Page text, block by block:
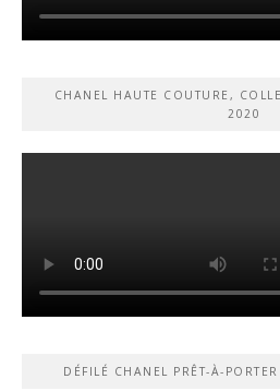
CHANEL HAUTE COUTURE,
2020
DÉFILÉ CHANEL PRÊT-À-